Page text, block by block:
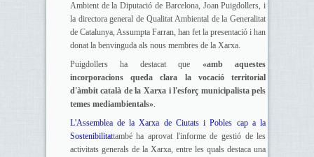
Ambient de la Diputació de Barcelona, Joan Puigdollers, i
la directora general de Qualitat Ambiental de la Generalitat
de Catalunya, Assumpta Farran, han fet la presentació i han
donat la benvinguda als nous membres de la Xarxa.
Puigdollers ha destacat que «amb aquestes
incorporacions queda clara la vocació territorial
d'àmbit català de la Xarxa i l'esforç municipalista pels
temes mediambientals».
L'Assemblea de la Xarxa de Ciutats i Pobles cap a la
Sostenibilitattambé ha aprovat l'informe de gestió de les
activitats generals de la Xarxa, entre les quals destaca una